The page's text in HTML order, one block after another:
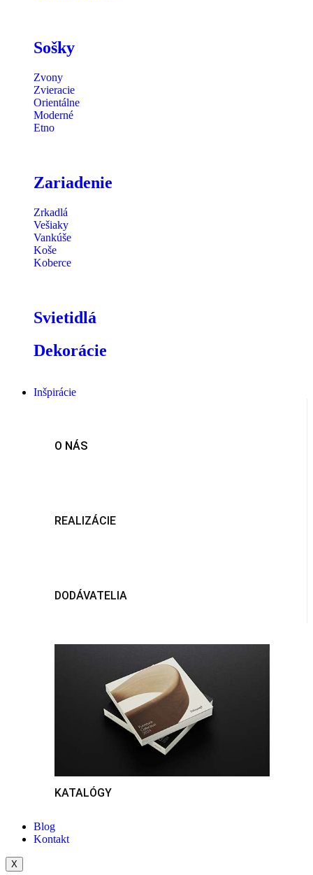
Sošky
Zvony
Zvieracie
Orientálne
Moderné
Etno
Zariadenie
Zrkadlá
Vešiaky
Vankúše
Koše
Koberce
Svietidlá
Dekorácie
Inšpirácie
O NÁS
REALIZÁCIE
DODÁVATELIA
KATALÓGY
Blog
Kontakt
X